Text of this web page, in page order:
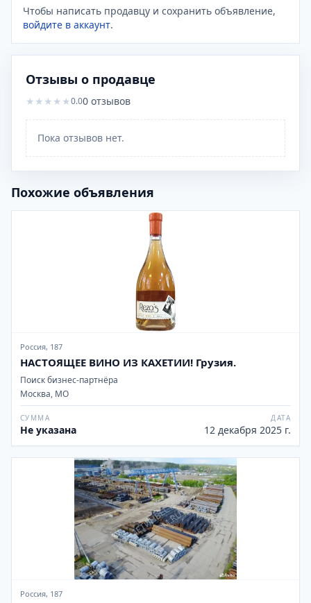
Чтобы написать продавцу и сохранить объявление,
войдите в аккаунт.
Отзывы о продавце
★ ★ ★ ★ ★0.00 отзывов
Пока отзывов нет.
Похожие объявления
Россия, 187
НАСТОЯЩЕЕ ВИНО ИЗ КАХЕТИИ! Грузия.
Поиск бизнес-партнёра
Москва, МО
СУММА
Не указана
ДАТА
12 декабря 2025 г.
Россия, 187